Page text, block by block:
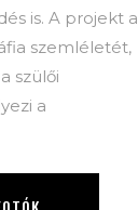
is. A projekt a
szemléletét,
szülői
a